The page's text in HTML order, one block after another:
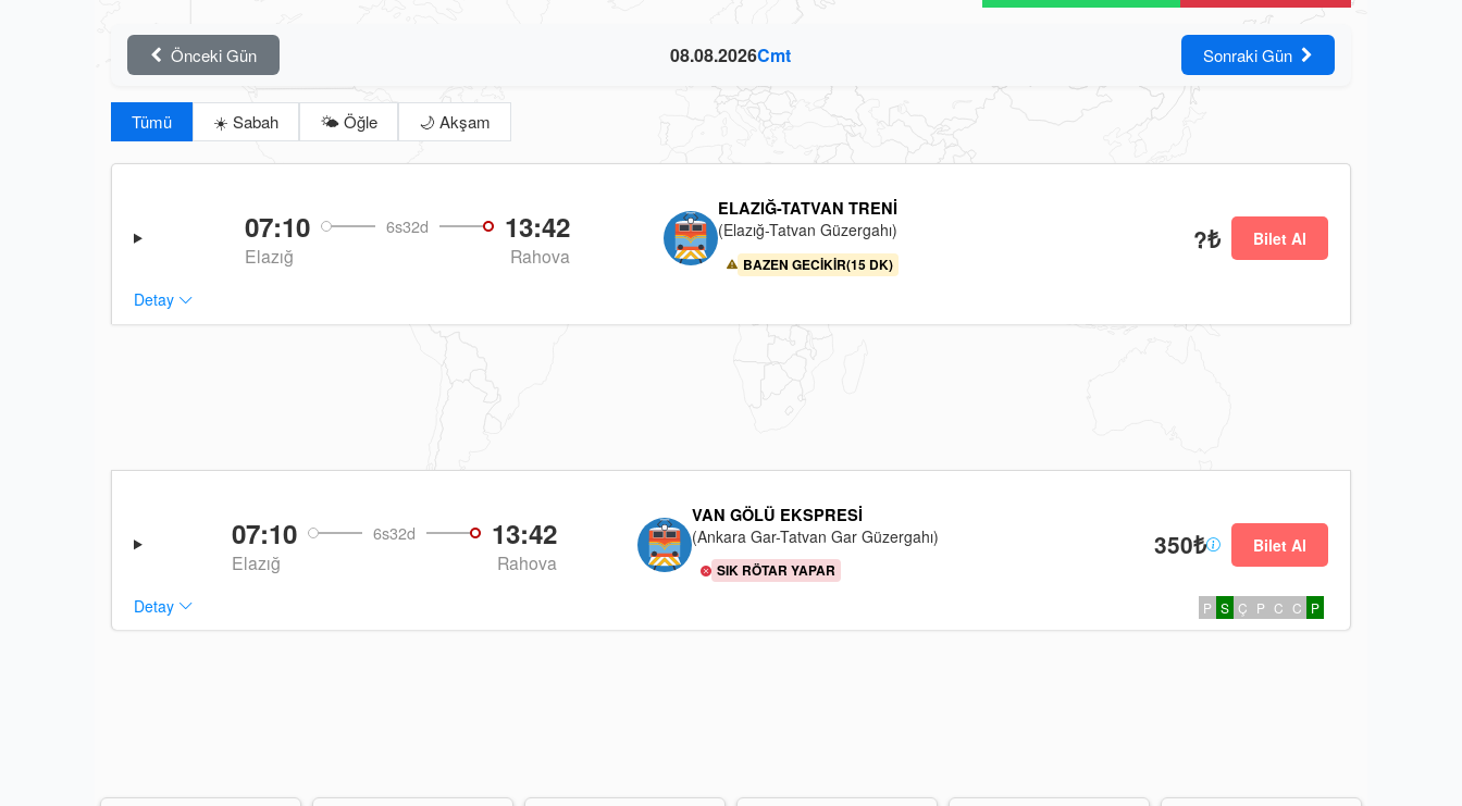
Önceki Gün 08.08.2026Cmt Sonraki Gün
Tümü ☀️ Sabah 🌤️ Öğle 🌙 Akşam
07:10 6s32d 13:42
Elazığ Rahova
ELAZIĞ-TATVAN TRENI
(Elazığ-Tatvan Güzergahı)
BAZEN GECIKIR(15 DK)
?₺ Bilet Al
Detay
07:10 6s32d 13:42
Elazığ Rahova
VAN GÖLÜ EKSPRESI
(Ankara Gar-Tatvan Gar Güzergahı)
SIK RÖTAR YAPAR
350₺ Bilet Al
Detay P S Ç P C C P